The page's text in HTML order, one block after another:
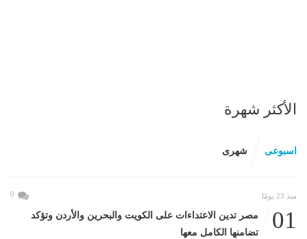
الأكثر شهرة
اسبوعى شهرى
منذ 23 يومًا 0
01
مصر تدين الاعتداءات على الكويت والبحرين والأردن وتؤكد
تضامنها الكامل معها